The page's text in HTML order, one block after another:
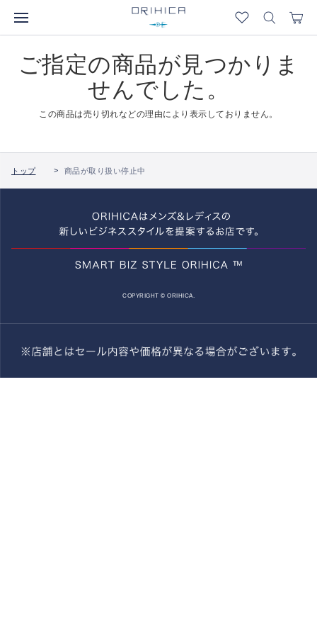
ご指定の商品が見つかりま
せんでした。
この商品は売り切れなどの理由により表示しておりません。
トップ 商品が取り扱い停止中
COPYRIGHT © ORIHICA.